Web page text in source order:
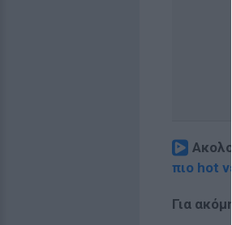
πιο hot
Για